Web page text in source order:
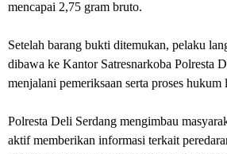
mencapai 2,75 gram bruto.
Setelah barang bukti ditemukan, pelaku
dibawa ke Kantor Satresnarkoba Polresta
menjalani pemeriksaan serta proses hukum
Polresta Deli Serdang mengimbau
aktif memberikan informasi terkait